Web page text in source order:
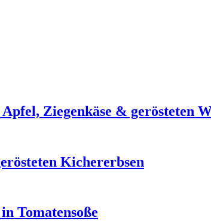
Ziegenkäse & gerösteten
Kichererbsen
Tomatensoße